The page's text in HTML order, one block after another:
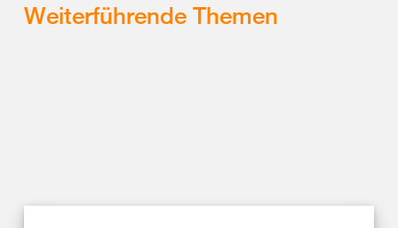
Weiterführende Themen